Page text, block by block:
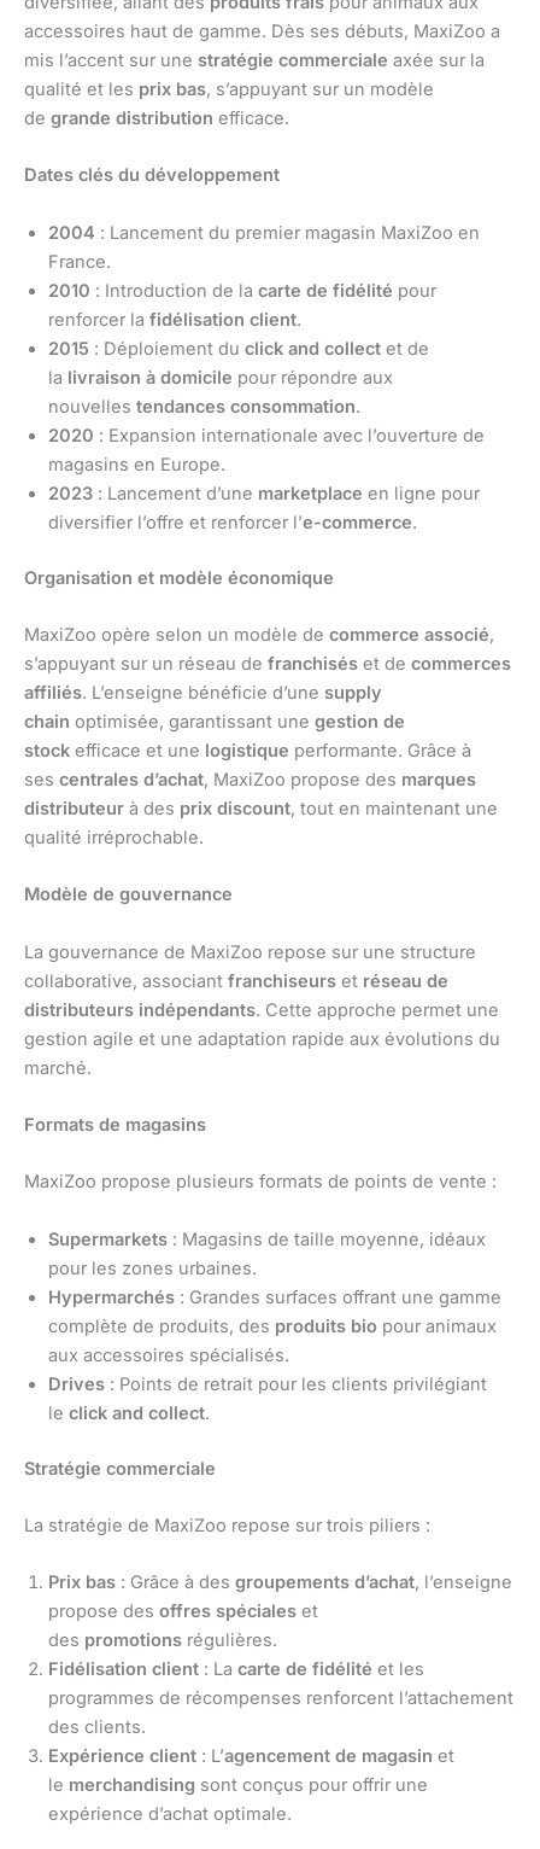
accessoires haut de gamme. Dès ses débuts, MaxiZoo a
mis l’accent sur une stratégie commerciale axée sur la
qualité et les prix bas, s’appuyant sur un modèle
de grande distribution efficace.
Dates clés du développement
2004 : Lancement du premier magasin MaxiZoo en
France.
2010 : Introduction de la carte de fidélité pour
renforcer la fidélisation client.
2015 : Déploiement du click and collect et de
la livraison à domicile pour répondre aux
nouvelles tendances consommation.
2020 : Expansion internationale avec l’ouverture de
magasins en Europe.
2023 : Lancement d’une marketplace en ligne pour
diversifier l’offre et renforcer l’e-commerce.
Organisation et modèle économique
MaxiZoo opère selon un modèle de commerce associé,
s’appuyant sur un réseau de franchisés et de commerces
affiliés. L’enseigne bénéficie d’une supply
chain optimisée, garantissant une gestion de
stock efficace et une logistique performante. Grâce à
ses centrales d’achat, MaxiZoo propose des marques
distributeur à des prix discount, tout en maintenant une
qualité irréprochable.
Modèle de gouvernance
La gouvernance de MaxiZoo repose sur une structure
collaborative, associant franchiseurs et réseau de
distributeurs indépendants. Cette approche permet une
gestion agile et une adaptation rapide aux évolutions du
marché.
Formats de magasins
MaxiZoo propose plusieurs formats de points de vente :
Supermarkets : Magasins de taille moyenne, idéaux
pour les zones urbaines.
Hypermarchés : Grandes surfaces offrant une gamme
complète de produits, des produits bio pour animaux
aux accessoires spécialisés.
Drives : Points de retrait pour les clients privilégiant
le click and collect.
Stratégie commerciale
La stratégie de MaxiZoo repose sur trois piliers :
Prix bas : Grâce à des groupements d’achat, l’enseigne
propose des offres spéciales et
des promotions régulières.
Fidélisation client : La carte de fidélité et les
programmes de récompenses renforcent l’attachement
des clients.
Expérience client : L’agencement de magasin et
le merchandising sont conçus pour offrir une
expérience d’achat optimale.